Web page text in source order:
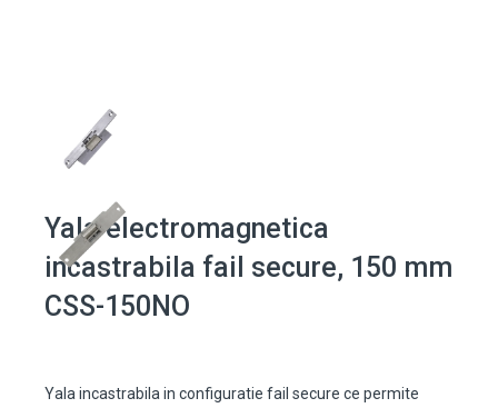
Yala electromagnetica
incastrabila fail secure, 150 mm
CSS-150NO
Yala incastrabila in configuratie fail secure ce permite